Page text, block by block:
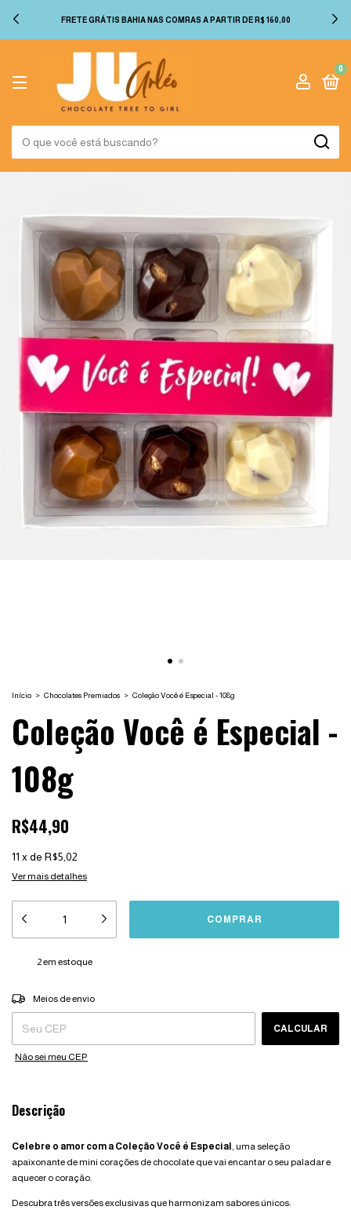
FRETE GRÁTIS BAHIA NAS COMRAS A PARTIR DE R$ 160,00
0
Início > Chocolates Premiados > Coleção Você é Especial - 108g
Coleção Você é Especial -
108g
R$44,90
11 xde R$5,02
Ver mais detalhes
2em estoque
Entregas para o CEP:
Meios de envio
CALCULAR
Não sei meu CEP
Descrição
Celebre o amor com a Coleção Você é Especial , uma seleção
apaixonante de mini corações de chocolate que vai encantar o seu paladar e
aquecer o coração.
Descubra três versões exclusivas que harmonizam sabores únicos: